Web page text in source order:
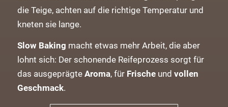
die Teige, achten auf die richtige Temperatur und
kneten sie lange.
Slow Baking macht etwas mehr Arbeit, die aber
lohnt sich: Der schonende Reifeprozess sorgt für
das ausgeprägte Aroma, für Frischeund vollen
Geschmack.